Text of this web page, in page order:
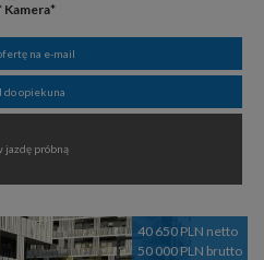
Kamera*
na e-mail
do opiekuna
jazdę próbną
40 650 PLN netto
50 000 PLN brutto